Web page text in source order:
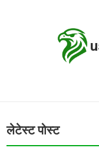
लेटेस्ट पोस्ट